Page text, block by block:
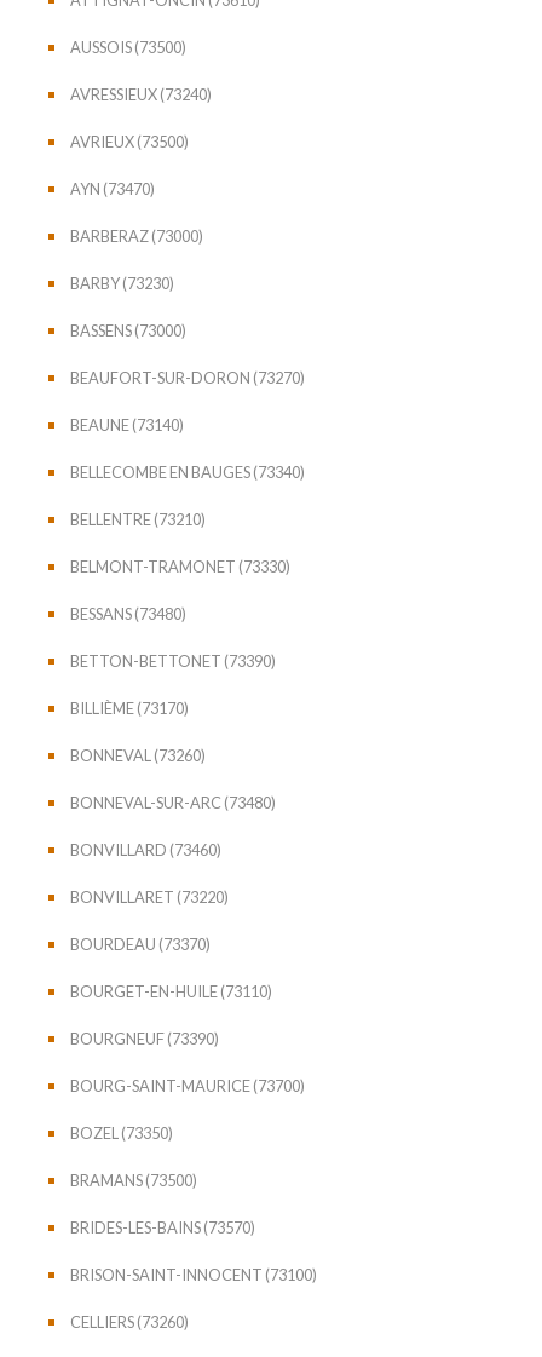
AUSSOIS (73500)
AVRESSIEUX (73240)
AVRIEUX (73500)
AYN (73470)
BARBERAZ (73000)
BARBY (73230)
BASSENS (73000)
BEAUFORT-SUR-DORON (73270)
BEAUNE (73140)
BELLECOMBE EN BAUGES (73340)
BELLENTRE (73210)
BELMONT-TRAMONET (73330)
BESSANS (73480)
BETTON-BETTONET (73390)
BILLIÈME (73170)
BONNEVAL (73260)
BONNEVAL-SUR-ARC (73480)
BONVILLARD (73460)
BONVILLARET (73220)
BOURDEAU (73370)
BOURGET-EN-HUILE (73110)
BOURGNEUF (73390)
BOURG-SAINT-MAURICE (73700)
BOZEL (73350)
BRAMANS (73500)
BRIDES-LES-BAINS (73570)
BRISON-SAINT-INNOCENT (73100)
CELLIERS (73260)